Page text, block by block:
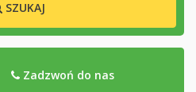
SZUKAJ
Zadzwoń do nas